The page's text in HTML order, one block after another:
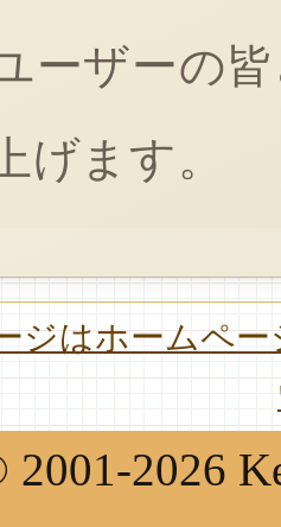
ーザーの
げます。
ジはホームペ
2026